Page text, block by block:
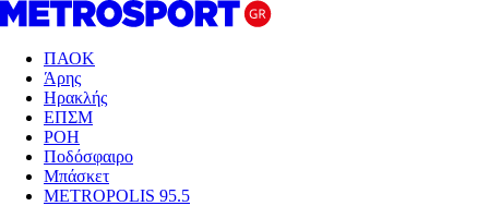
ΠΑΟΚ
Άρης
Ηρακλής
ΕΠΣΜ
ΡΟΗ
Ποδόσφαιρο
Μπάσκετ
METROPOLIS 95.5